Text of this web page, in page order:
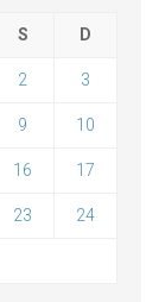
S D
2 3
9 10
16 17
23 24